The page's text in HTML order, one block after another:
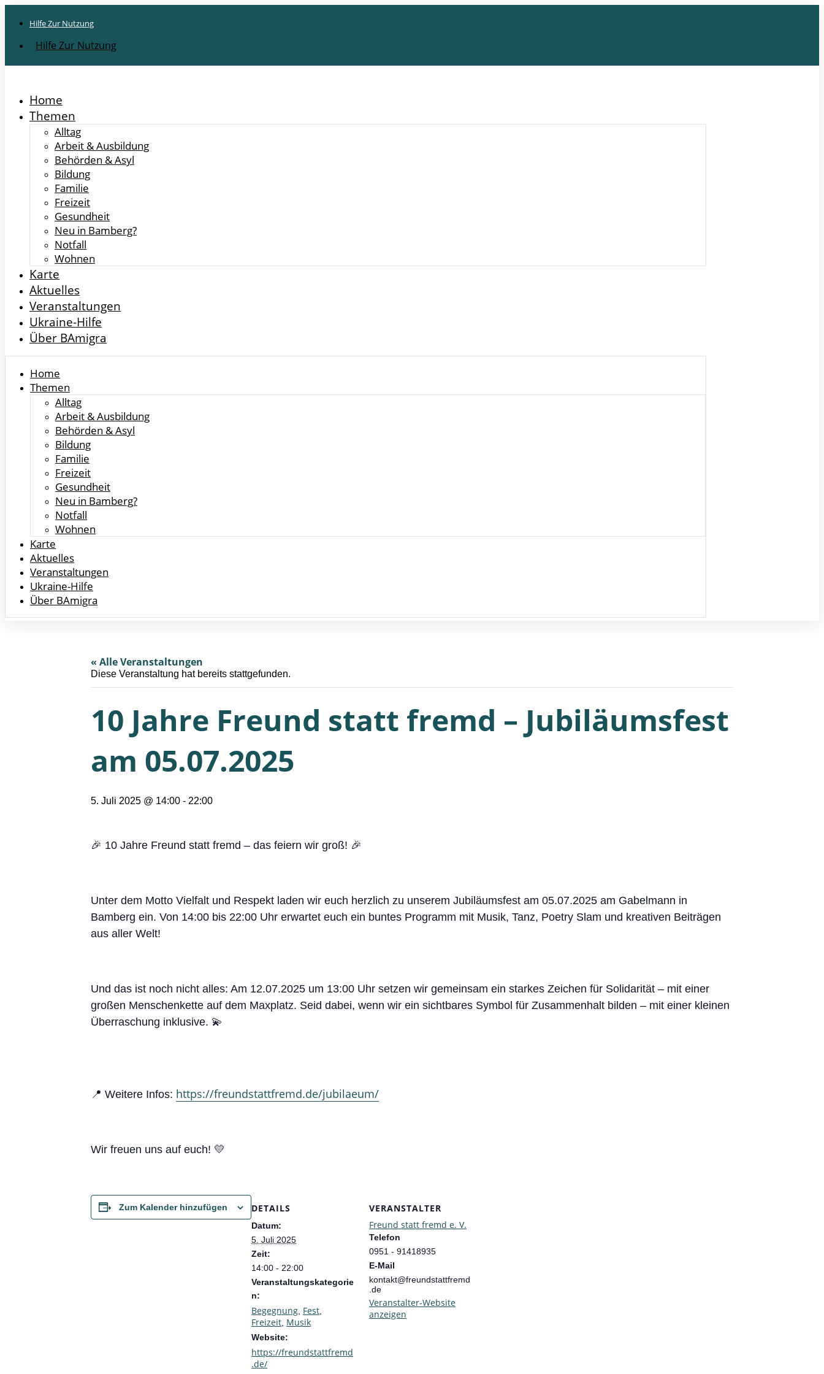
Hilfe Zur Nutzung
Hilfe Zur Nutzung
Home
Themen
Alltag
Arbeit & Ausbildung
Behörden & Asyl
Bildung
Familie
Freizeit
Gesundheit
Neu in Bamberg?
Notfall
Wohnen
Karte
Aktuelles
Veranstaltungen
Ukraine-Hilfe
Über BAmigra
Home
Themen
Alltag
Arbeit & Ausbildung
Behörden & Asyl
Bildung
Familie
Freizeit
Gesundheit
Neu in Bamberg?
Notfall
Wohnen
Karte
Aktuelles
Veranstaltungen
Ukraine-Hilfe
Über BAmigra
« Alle Veranstaltungen
Diese Veranstaltung hat bereits stattgefunden.
10 Jahre Freund statt fremd – Jubiläumsfest
am 05.07.2025
5. Juli 2025 @ 14:00 - 22:00
🎉 10 Jahre Freund statt fremd – das feiern wir groß! 🎉
Unter dem Motto Vielfalt und Respekt laden wir euch herzlich zu unserem Jubiläumsfest am 05.07.2025 am Gabelmann in
Bamberg ein. Von 14:00 bis 22:00 Uhr erwartet euch ein buntes Programm mit Musik, Tanz, Poetry Slam und kreativen Beiträgen
aus aller Welt!
Und das ist noch nicht alles: Am 12.07.2025 um 13:00 Uhr setzen wir gemeinsam ein starkes Zeichen für Solidarität – mit einer
großen Menschenkette auf dem Maxplatz. Seid dabei, wenn wir ein sichtbares Symbol für Zusammenhalt bilden – mit einer kleinen
Überraschung inklusive. 💫
📍 Weitere Infos: https://freundstattfremd.de/jubilaeum/
Wir freuen uns auf euch! 💛
Zum Kalender hinzufügen DETAILS
Datum:
5. Juli 2025
Zeit:
14:00 - 22:00
Veranstaltungskategorie
n:
Begegnung Fest
Freizeit Musik
Website:
https://freundstattfremd
.de/
VERANSTALTER
Freund statt fremd e. V.
Telefon
0951 - 91418935
E-Mail
kontakt@freundstattfremd
.de
Veranstalter-Website
anzeigen